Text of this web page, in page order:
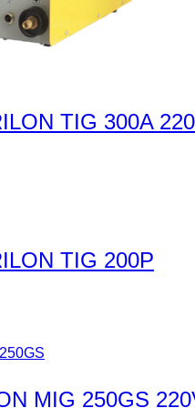
TIG 300A
TIG 200P
is:
MIG 250GS